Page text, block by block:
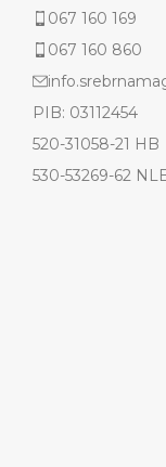
067 160 169
067 160 860
PIB: 03112454
520-31058-21 HB
530-53269-62